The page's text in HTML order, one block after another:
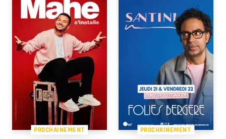
PROCHAINEMENT PROCHAINEMENT